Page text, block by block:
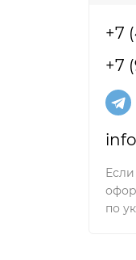
+7
+7
по